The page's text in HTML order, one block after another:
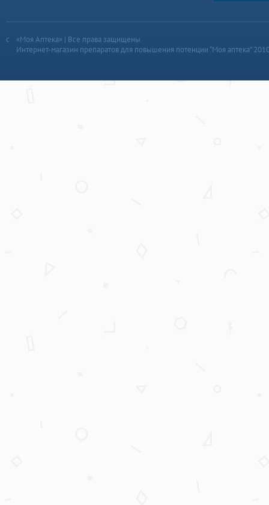
«Моя Аптека» | Все права защищены
Интернет-магазин препаратов для повышения потенции “Моя аптека”